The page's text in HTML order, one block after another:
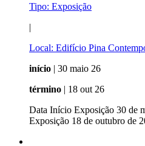
Tipo: Exposição
|
Local: Edifício Pina
início | 30 maio 26
término | 18 out 26
Data Início Exposição 30 de
Exposição 18 de outubro de